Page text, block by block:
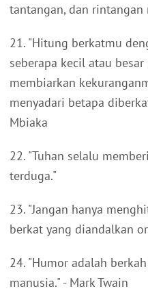
tantangan, dan rintangan
21. "Hitung berkatmu
seberapa kecil atau
membiarkan
menyadari betapa
Mbiaka
22. "Tuhan selalu
terduga."
23. "Jangan hanya
berkat yang diandalkan
24. "Humor adalah
manusia." - Mark Twain